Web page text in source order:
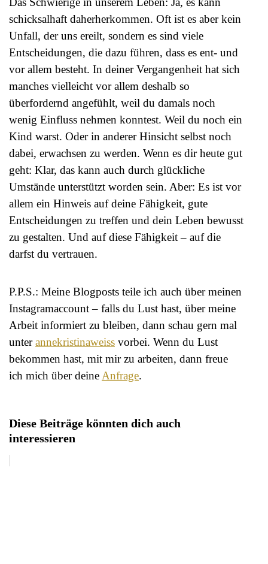
schicksalhaft daherherkommen. Oft ist es aber kein
Unfall, der uns ereilt, sondern es sind viele
Entscheidungen, die dazu führen, dass es ent- und
vor allem besteht. In deiner Vergangenheit hat sich
manches vielleicht vor allem deshalb so
überfordernd angefühlt, weil du damals noch
wenig Einfluss nehmen konntest. Weil du noch ein
Kind warst. Oder in anderer Hinsicht selbst noch
dabei, erwachsen zu werden. Wenn es dir heute gut
geht: Klar, das kann auch durch glückliche
Umstände unterstützt worden sein. Aber: Es ist vor
allem ein Hinweis auf deine Fähigkeit, gute
Entscheidungen zu treffen und dein Leben bewusst
zu gestalten. Und auf diese Fähigkeit – auf die
darfst du vertrauen.
P.P.S.: Meine Blogposts teile ich auch über meinen
Instagramaccount – falls du Lust hast, über meine
Arbeit informiert zu bleiben, dann schau gern mal
unterannekristinaweiss vorbei. Wenn du Lust
bekommen hast, mit mir zu arbeiten, dann freue
ich mich über deine Anfrage.
Diese Beiträge könnten dich auch
interessieren